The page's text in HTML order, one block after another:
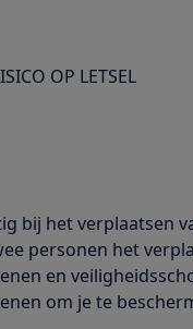
OP LETSEL
bij het verplaatsen
personen het
en
om je te